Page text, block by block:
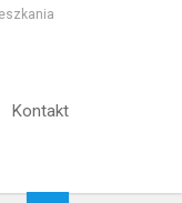
Kontakt